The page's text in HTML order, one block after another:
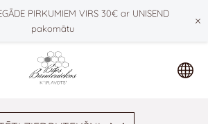
PIRKUMIEM VIRS 30€ ar UNISEND
pakomātu
×